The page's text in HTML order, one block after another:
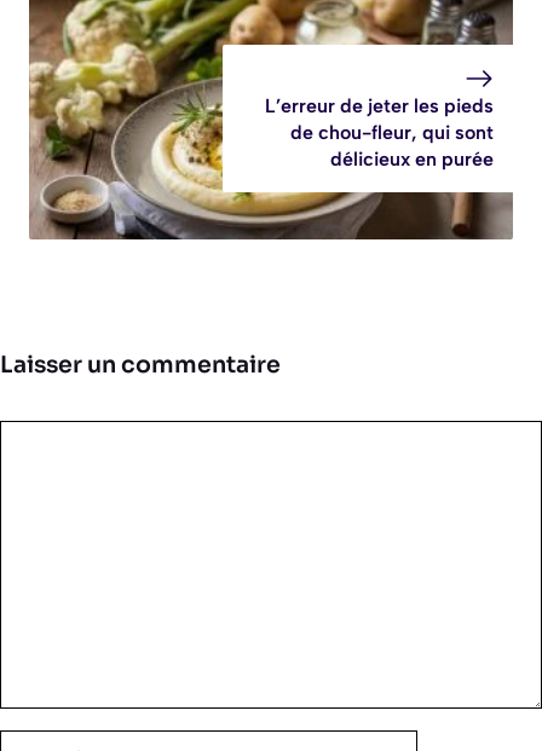
L’erreur de jeter les pieds
de chou-fleur, qui sont
délicieux en purée
Laisser un commentaire